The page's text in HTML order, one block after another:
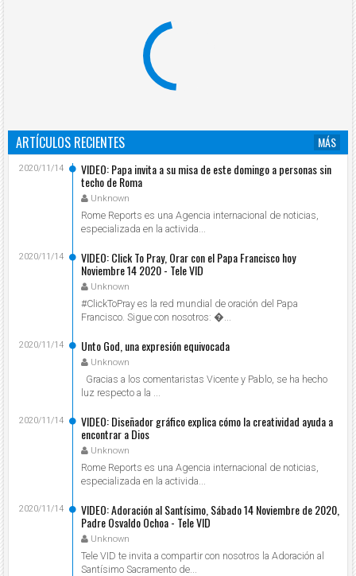
ARTÍCULOS RECIENTES
MÁS
VIDEO: Papa invita a su misa de este domingo a personas sin
techo de Roma
Unknown
2020/11/14
Rome Reports es una Agencia internacional de noticias,
especializada en la activida...
VIDEO: Click To Pray, Orar con el Papa Francisco hoy
Noviembre 14 2020 - Tele VID
Unknown
2020/11/14
#ClickToPray es la red mundial de oración del Papa
Francisco. Sigue con nosotros: ...
Unto God, una expresión equivocada
Unknown
2020/11/14
Gracias a los comentaristas Vicente y Pablo, se ha hecho
luz respecto a la ...
VIDEO: Diseñador gráfico explica cómo la creatividad ayuda a
encontrar a Dios
Unknown
2020/11/14
Rome Reports es una Agencia internacional de noticias,
especializada en la activida...
VIDEO: Adoración al Santísimo, Sábado 14 Noviembre de 2020,
Padre Osvaldo Ochoa - Tele VID
Unknown
2020/11/14
Tele VID te invita a compartir con nosotros la Adoración al
Santísimo Sacramento de...